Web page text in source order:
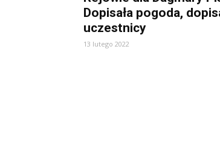
Dopisała pogoda,
uczestnicy
13 lutego 2022